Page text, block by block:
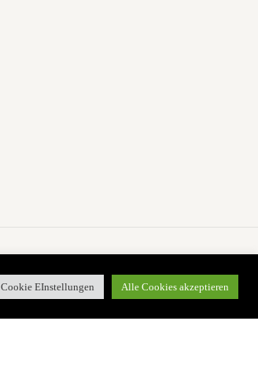
Cookie EInstellungen Alle Cookies akzeptieren